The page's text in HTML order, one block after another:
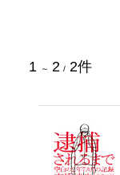
1 ～ 2 / 2件